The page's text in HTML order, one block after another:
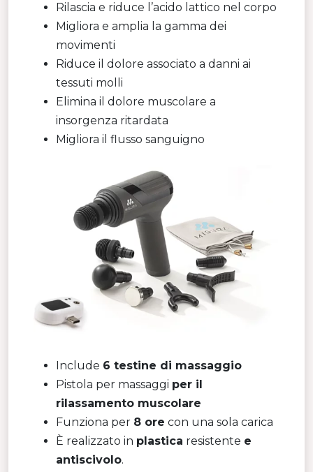
Rilascia e riduce l’acido lattico nel corpo
Migliora e amplia la gamma dei
movimenti
Riduce il dolore associato a danni ai
tessuti molli
Elimina il dolore muscolare a
insorgenza ritardata
Migliora il flusso sanguigno
Include 6 testine di massaggio
Pistola per massaggi per il
rilassamento muscolare
Funziona per 8 ore con una sola carica
È realizzato in plastica resistente e
antiscivolo.